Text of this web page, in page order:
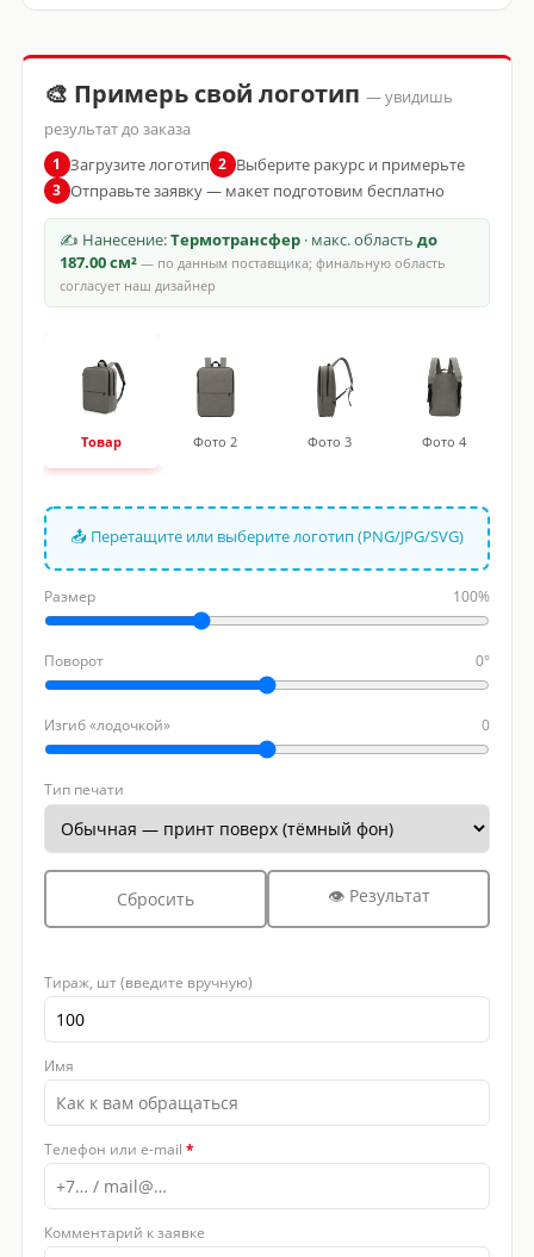
🎨 Примерь свой логотип — увидишь
результат до заказа
1 Загрузите логотип 2 Выберите ракурс и примерьте
3 Отправьте заявку — макет подготовим бесплатно
✍ Нанесение:Термотрансфер· макс. область до
187.00 см²— по данным поставщика; финальную область
согласует наш дизайнер
Товар Фото 2 Фото 3 Фото 4
📤 Перетащите или выберите логотип (PNG/JPG/SVG)
Размер 100%
Поворот 0°
Изгиб «лодочкой» 0
Тип печати
Сбросить 👁 Результат
Тираж, шт (введите вручную)
Имя
Телефон или e-mail *
Комментарий к заявке